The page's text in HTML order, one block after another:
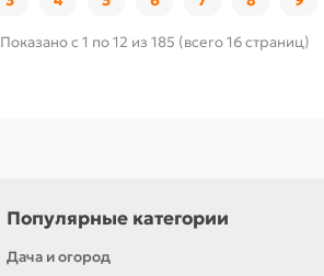
Показано с 1 по 12 из 185 (всего 16 страниц)
Популярные категории
Дача и огород